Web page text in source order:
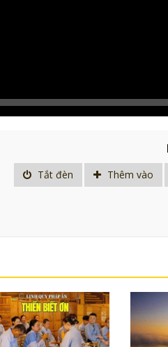
Tắt đèn Thêm vào